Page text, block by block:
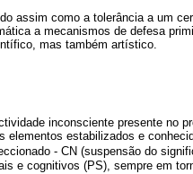
assim como a tolerância a um
a mecanismos de defesa
mas também artístico.
inconsciente presente no
estabilizados e
- CN (suspensão do
e cognitivos (PS), sempre em